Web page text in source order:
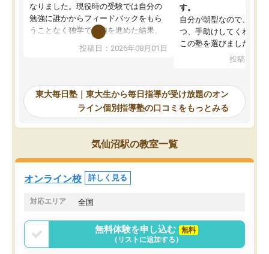
なりました。現役時の受験では自分の
勉強に誰かからフィードバックをもら
うことなく独学で勉強を進めた結果、
入試本番に地歴の学習が間に合わず不
合格となってしまいました。その経験
東大毎日塾にたどり着きました。学習
の長期計画や日々の勉強のやり方につ
いて客観的なアドバイスをいただけた
ので、自信をもって受験勉強を進める
ことができました。自分のように勉強
のやり方や進捗管理で苦労している方
には特におすすめしたい塾です。
投稿日：2026年08月01日
す。
自分が朝型なので、自習
つ、手助けしてくれる設
この塾を選びました。
投稿日：
東大毎日塾｜東大生から毎日指導が受け放題のオン
ライン個別指導塾の口コミをもっとみる
気仙沼駅の教室一覧
オンライン校 詳しく見る
対応エリア 全国
無料体験を申し込む
無料
（リストに追加する）